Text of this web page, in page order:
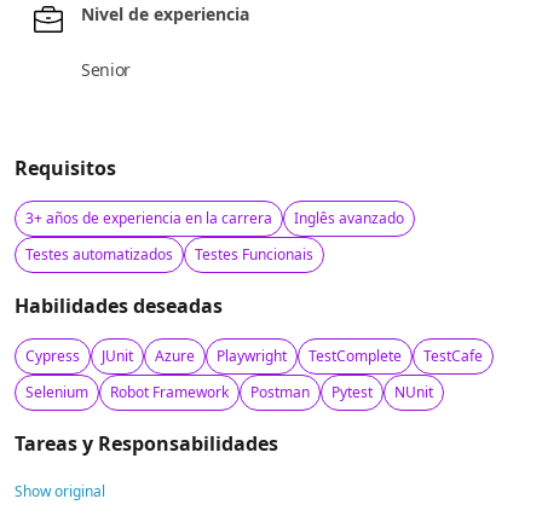
Nivel de experiencia
Senior
Requisitos
3+ años de experiencia en la carrera
Inglês avanzado
Testes automatizados
Testes Funcionais
Habilidades deseadas
Cypress JUnit Azure Playwright TestComplete
TestCafe
Selenium
Robot Framework Postman Pytest NUnit
Tareas y Responsabilidades
Show original